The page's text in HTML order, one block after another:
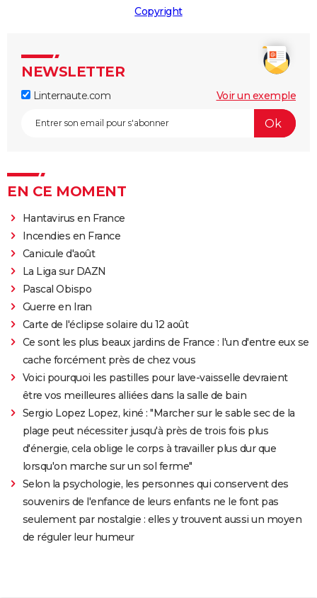
Copyright
NEWSLETTER
Linternaute.com Voir un exemple
EN CE MOMENT
Hantavirus en France
Incendies en France
Canicule d'août
La Liga sur DAZN
Pascal Obispo
Guerre en Iran
Carte de l'éclipse solaire du 12 août
Ce sont les plus beaux jardins de France : l'un d'entre eux se
cache forcément près de chez vous
Voici pourquoi les pastilles pour lave-vaisselle devraient
être vos meilleures alliées dans la salle de bain
Sergio Lopez Lopez, kiné : "Marcher sur le sable sec de la
plage peut nécessiter jusqu'à près de trois fois plus
d'énergie, cela oblige le corps à travailler plus dur que
lorsqu'on marche sur un sol ferme"
Selon la psychologie, les personnes qui conservent des
souvenirs de l'enfance de leurs enfants ne le font pas
seulement par nostalgie : elles y trouvent aussi un moyen
de réguler leur humeur